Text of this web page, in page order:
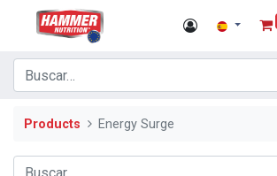
Products Energy Surge